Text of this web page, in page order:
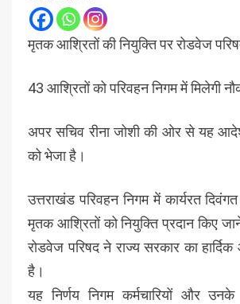
मृतक आश्रितों की नियुक्ति पर रोडवेज
43 आश्रितों को परिवहन निगम में मिलेगी
अपर सचिव रीना जोशी की ओर से यह
को भेजा है।
उत्तराखंड परिवहन निगम में कार्यरत
मृतक आश्रितों को नियुक्ति प्रदान किए
रोडवेज परिषद ने राज्य सरकार का
है।
यह निर्णय निगम कर्मचारियों और